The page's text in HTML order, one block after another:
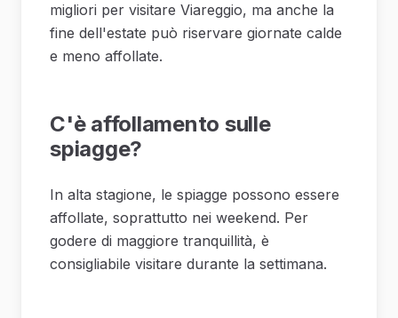
migliori per visitare Viareggio, ma anche la
fine dell'estate può riservare giornate calde
e meno affollate.
C'è affollamento sulle
spiagge?
In alta stagione, le spiagge possono essere
affollate, soprattutto nei weekend. Per
godere di maggiore tranquillità, è
consigliabile visitare durante la settimana.